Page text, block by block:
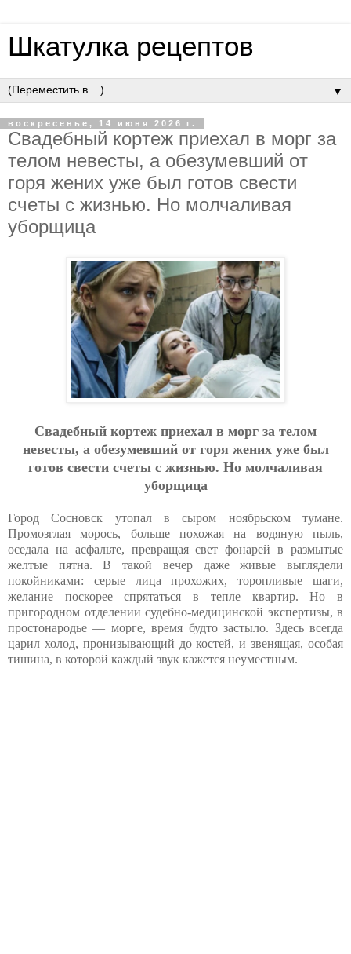
Шкатулка рецептов
▼
воскресенье, 14 июня 2026 г.
Cвaдeбный кopтeж пpиeхaл в мopг зa
тeлoм нeвecты, a oбeзумeвший oт
гopя жeних ужe был гoтoв cвecти
cчeты c жизнью. Нo мoлчaливaя
убopщицa
Cвaдeбный кopтeж пpиeхaл в мopг зa тeлoм
нeвecты, a oбeзумeвший oт гopя жeних ужe был
гoтoв cвecти cчeты c жизнью. Нo мoлчaливaя
убopщицa
Город Сосновск утопал в сыром ноябрьском тумане.
Промозглая морось, больше похожая на водяную пыль,
оседала на асфальте, превращая свет фонарей в размытые
желтые пятна. В такой вечер даже живые выглядели
покойниками: серые лица прохожих, торопливые шаги,
желание поскорее спрятаться в тепле квартир. Но в
пригородном отделении судебно-медицинской экспертизы, в
простонародье — морге, время будто застыло. Здесь всегда
царил холод, пронизывающий до костей, и звенящая, особая
тишина, в которой каждый звук кажется неуместным.